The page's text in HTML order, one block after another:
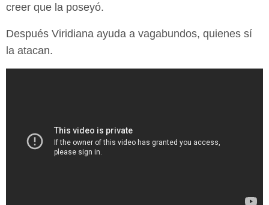
creer que la poseyó.
Después Viridiana ayuda a vagabundos, quienes sí
la atacan.